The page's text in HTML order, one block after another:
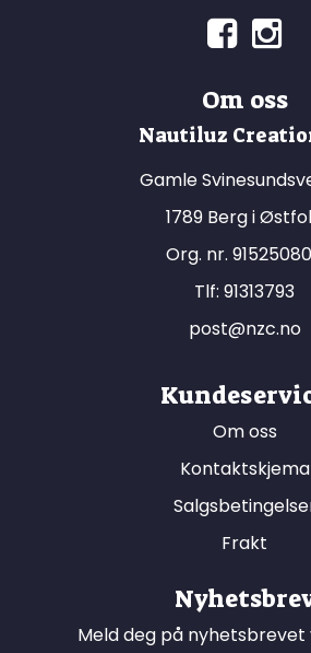
Om oss
Nautiluz
Gamle
1789 Berg i
Org. nr.
Tlf: 91313793
post@nzc.no
Om oss
Kontaktskjema
Frakt
Meld deg på